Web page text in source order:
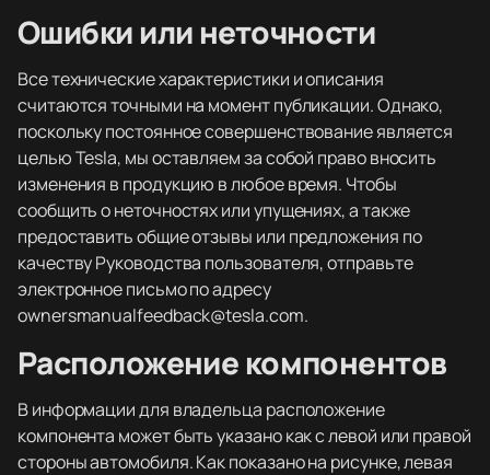
Ошибки или неточности
Все технические характеристики и описания
считаются точными на момент публикации. Однако,
поскольку постоянное совершенствование является
целью Tesla, мы оставляем за собой право вносить
изменения в продукцию в любое время. Чтобы
сообщить о неточностях или упущениях, а также
предоставить общие отзывы или предложения по
качеству Руководства пользователя, отправьте
электронное письмо по адресу
ownersmanualfeedback@tesla.com.
Расположение компонентов
В информации для владельца расположение
компонента может быть указано как с левой или правой
стороны автомобиля. Как показано на рисунке, левая